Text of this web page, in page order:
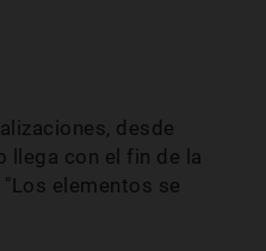
desde
llega con el fin de la
elementos se